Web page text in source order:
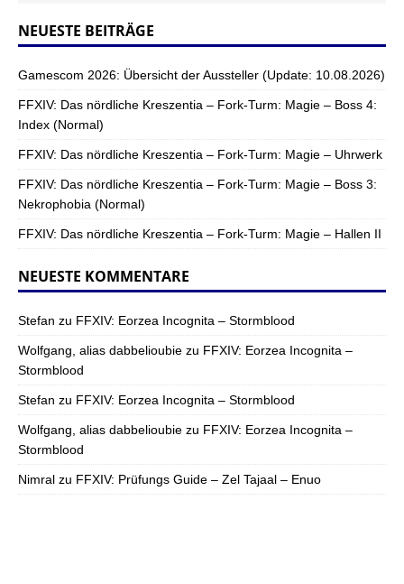
NEUESTE BEITRÄGE
Gamescom 2026: Übersicht der Aussteller (Update: 10.08.2026)
FFXIV: Das nördliche Kreszentia – Fork-Turm: Magie – Boss 4:
Index (Normal)
FFXIV: Das nördliche Kreszentia – Fork-Turm: Magie – Uhrwerk
FFXIV: Das nördliche Kreszentia – Fork-Turm: Magie – Boss 3:
Nekrophobia (Normal)
FFXIV: Das nördliche Kreszentia – Fork-Turm: Magie – Hallen II
NEUESTE KOMMENTARE
Stefan zu FFXIV: Eorzea Incognita – Stormblood
Wolfgang, alias dabbelioubie zu FFXIV: Eorzea Incognita –
Stormblood
Stefan zu FFXIV: Eorzea Incognita – Stormblood
Wolfgang, alias dabbelioubie zu FFXIV: Eorzea Incognita –
Stormblood
Nimral zu FFXIV: Prüfungs Guide – Zel Tajaal – Enuo